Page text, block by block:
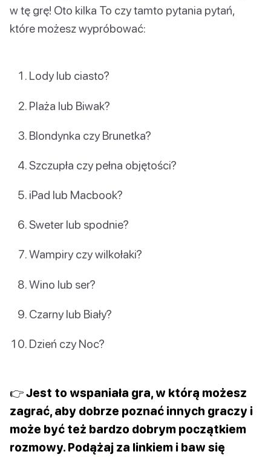
w tę grę! Oto kilka To czy tamto pytania pytań,
które możesz wypróbować:
Lody lub ciasto?
Plaża lub Biwak?
Blondynka czy Brunetka?
Szczupła czy pełna objętości?
iPad lub Macbook?
Sweter lub spodnie?
Wampiry czy wilkołaki?
Wino lub ser?
Czarny lub Biały?
Dzień czy Noc?
👉 Jest to wspaniała gra, w którą możesz
zagrać, aby dobrze poznać innych graczy i
może być też bardzo dobrym początkiem
rozmowy. Podążaj za linkiem i baw się